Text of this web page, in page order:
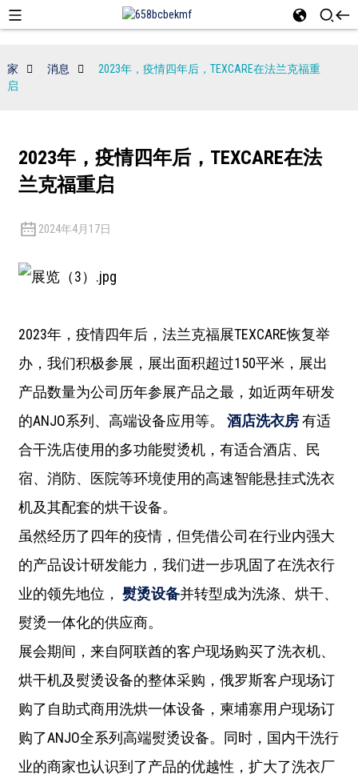
家 消息
2023年，疫情四年后，TEXCARE在法兰克福重
启
2023年，疫情四年后，TEXCARE在法
兰克福重启
2024年4月17日
2023年，疫情四年后，法兰克福展TEXCARE恢复举
办，我们积极参展，展出面积超过150平米，展出
产品数量为公司历年参展产品之最，如近两年研发
的ANJO系列、高端设备应用等。 酒店洗衣房有适
合干洗店使用的多功能熨烫机，有适合酒店、民
宿、消防、医院等环境使用的高速智能悬挂式洗衣
机及其配套的烘干设备。
虽然经历了四年的疫情，但凭借公司在行业内强大
的产品设计研发能力，我们进一步巩固了在洗衣行
业的领先地位， 熨烫设备并转型成为洗涤、烘干、
熨烫一体化的供应商。
展会期间，来自阿联酋的客户现场购买了洗衣机、
烘干机及熨烫设备的整体采购，俄罗斯客户现场订
购了自助式商用洗烘一体设备，柬埔寨用户现场订
购了ANJO全系列高端熨烫设备。同时，国内干洗行
业的商家也认识到了产品的优越性，扩大了洗衣厂